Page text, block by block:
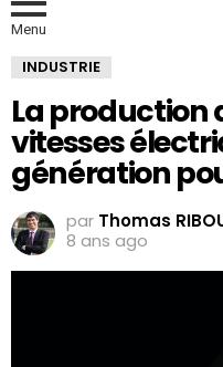
Menu
INDUSTRIE
La production
vitesses
génération
par Thomas
8 ans ago